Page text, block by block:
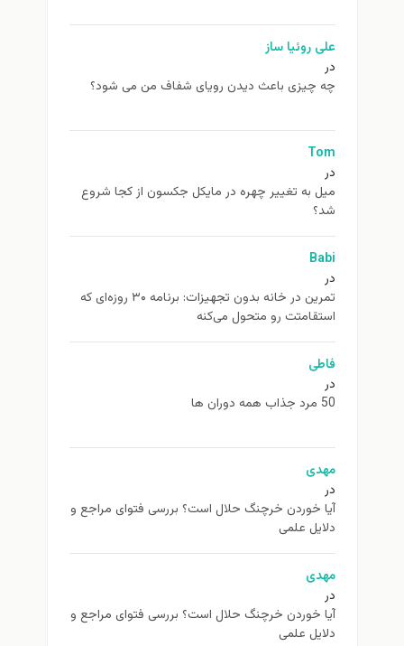
علی روئیا ساز
در
چه چیزی باعث دیدن رویای شفاف من می شود؟
Tom
در
ميل به تغيير چهره در مایکل جکسون از كجا شروع
شد؟
Babi
در
تمرین در خانه بدون تجهیزات: برنامه ۳۰ روزه‌ای که
استقامتت رو متحول می‌کنه
فاطی
در
50 مرد جذاب همه دوران ها
مهدی
در
آیا خوردن خرچنگ حلال است؟ بررسی فتوای مراجع و
دلایل علمی
مهدی
در
آیا خوردن خرچنگ حلال است؟ بررسی فتوای مراجع و
دلایل علمی